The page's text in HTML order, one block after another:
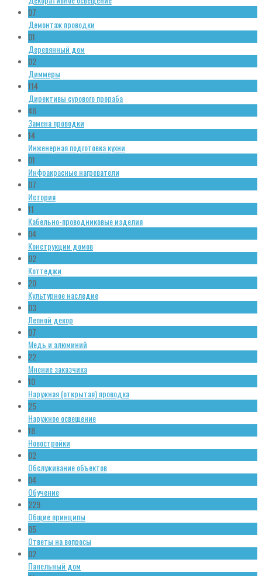
07
Демонтаж проводки
01
Деревянный дом
02
Диммеры
114
Директивы сурового прораба
46
Замена проводки
14
Инженерная подготовка кухни
01
Инфракрасные нагреватели
07
История
11
Кабельно-проводниковые изделия
04
Конструкции домов
02
Коттеджи
20
Культурное наследие
03
Лепной декор
07
Медь и алюминий
22
Мнение заказчика
10
Наружная (открытая) проводка
25
Наружное освещение
18
Новостройки
02
Обслуживание объектов
04
Обучение
229
Общие принципы
05
Ответы на вопросы
02
Панельный дом